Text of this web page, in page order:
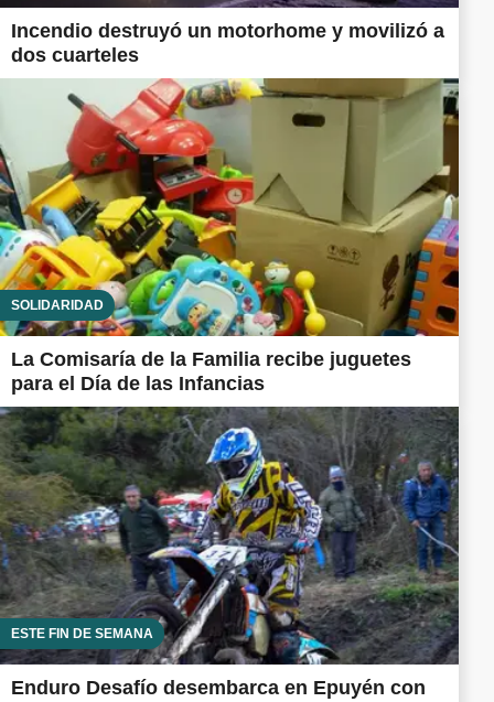
Incendio destruyó un motorhome y movilizó a
dos cuarteles
SOLIDARIDAD
La Comisaría de la Familia recibe juguetes
para el Día de las Infancias
ESTE FIN DE SEMANA
Enduro Desafío desembarca en Epuyén con